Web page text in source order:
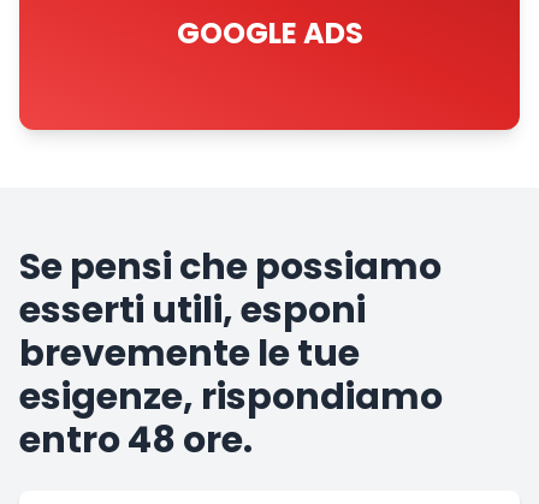
GOOGLE ADS
Se pensi che possiamo
esserti utili, esponi
brevemente le tue
esigenze, rispondiamo
entro 48 ore.